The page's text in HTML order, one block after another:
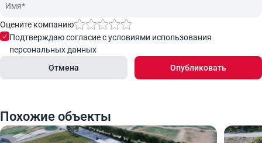
Оцените компанию
Подтверждаю согласие с условиями использования
персональных данных
Отмена
Опубликовать
Похожие объекты